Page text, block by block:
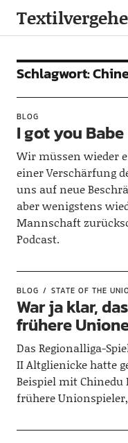
Schlagwort:
BLOG
I got you Babe
Wir müssen wieder
einer Verschärfung
uns auf neue
aber wenigstens
Mannschaft
Podcast.
BLOG STATE OF THE
War ja klar,
frühere
Das Regionalliga-
II Altglienicke hatte
Beispiel mit Chinedu
frühere